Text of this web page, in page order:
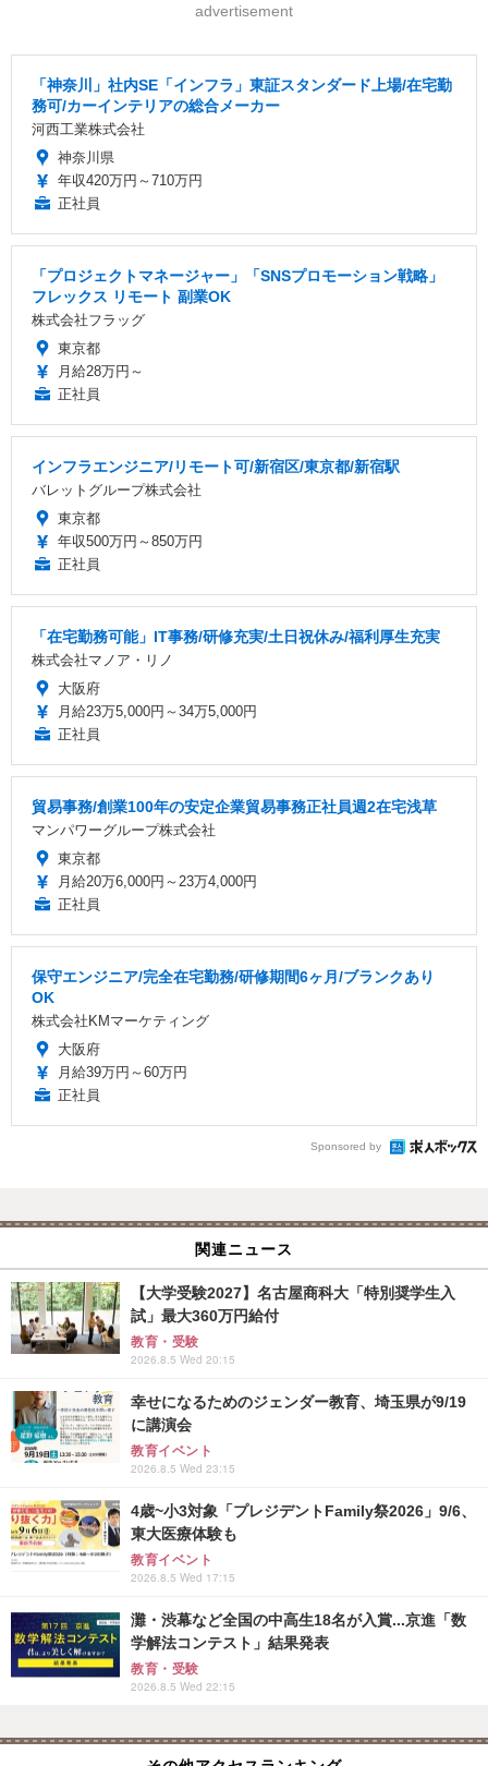
advertisement
「神奈川」社内SE「インフラ」東証スタンダード上場/在宅勤
務可/カーインテリアの総合メーカー
河西工業株式会社
神奈川県
年収420万円～710万円
正社員
「プロジェクトマネージャー」「SNSプロモーション戦略」
フレックス リモート 副業OK
株式会社フラッグ
東京都
月給28万円～
正社員
インフラエンジニア/リモート可/新宿区/東京都/新宿駅
バレットグループ株式会社
東京都
年収500万円～850万円
正社員
「在宅勤務可能」IT事務/研修充実/土日祝休み/福利厚生充実
株式会社マノア・リノ
大阪府
月給23万5,000円～34万5,000円
正社員
貿易事務/創業100年の安定企業貿易事務正社員週2在宅浅草
マンパワーグループ株式会社
東京都
月給20万6,000円～23万4,000円
正社員
保守エンジニア/完全在宅勤務/研修期間6ヶ月/ブランクあり
OK
株式会社KMマーケティング
大阪府
月給39万円～60万円
正社員
Sponsored by
関連ニュース
【大学受験2027】名古屋商科大「特別奨学生入
試」最大360万円給付
教育・受験
2026.8.5 Wed 20:15
幸せになるためのジェンダー教育、埼玉県が9/19
に講演会
教育イベント
2026.8.5 Wed 23:15
4歳~小3対象「プレジデントFamily祭2026」9/6、
東大医療体験も
教育イベント
2026.8.5 Wed 17:15
灘・渋幕など全国の中高生18名が入賞...京進「数
学解法コンテスト」結果発表
教育・受験
2026.8.5 Wed 22:15